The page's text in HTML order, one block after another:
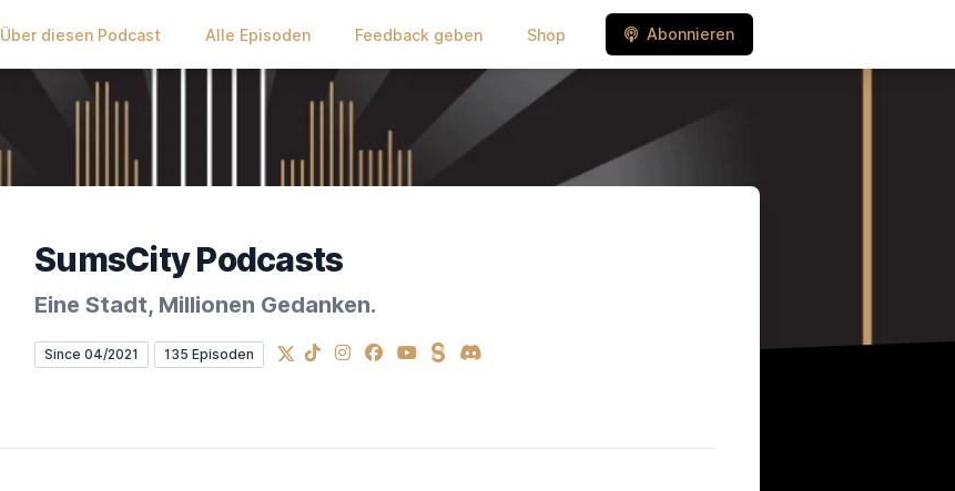
Über diesen Podcast Alle Episoden Feedback geben Shop Abonnieren
SumsCity Podcasts
Eine Stadt, Millionen Gedanken.
Since 04/2021 135 Episoden X TikTokInstagram
Facebook
YouTube
SteadyDiscord